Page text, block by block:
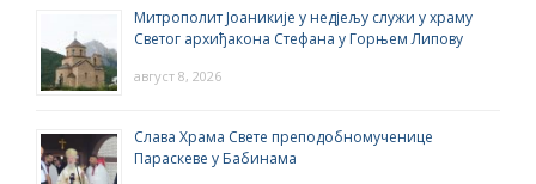
Митрополит Јоаникије у недјељу служи у храму
Светог архиђакона Стефана у Горњем Липову
август 8, 2026
Слава Храма Свете преподобномученице
Параскеве у Бабинама